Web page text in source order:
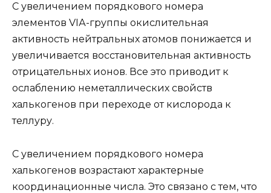
С увеличением порядкового номера
элементов VIА-группы окислительная
активность нейтральных атомов понижается и
увеличивается восстановительная активность
отрицательных ионов. Все это приводит к
ослаблению неметаллических свойств
халькогенов при переходе от кислорода к
теллуру.
С увеличением порядкового номера
халькогенов возрастают характерные
координационные числа. Это связано с тем, что